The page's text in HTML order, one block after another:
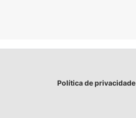
Política de privacidade